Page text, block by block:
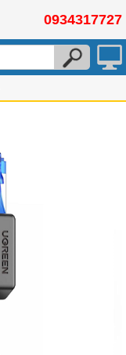
0934317727